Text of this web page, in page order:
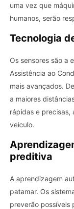
uma vez que
humanos, serão
Tecnologia
Os sensores são a
Assistência ao
mais avançados.
a maiores
rápidas e precisas,
veículo.
preditiva
A aprendizagem
patamar. Os
preverão possíveis